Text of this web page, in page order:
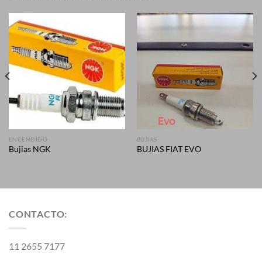
ENCENDIDO
Bujias NGK
BUJIAS
BUJIAS FIAT EVO
CONTACTO:
11 2655 7177